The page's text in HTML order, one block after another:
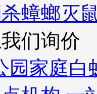
蟑螂灭
们询价